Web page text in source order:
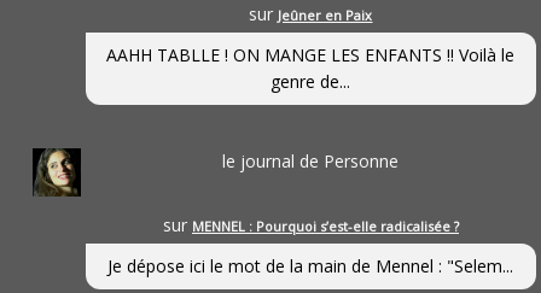
sur Jeûner en Paix
AAHH TABLLE ! ON MANGE LES ENFANTS !! Voilà le
genre de...
le journal de Personne
sur MENNEL : Pourquoi s’est-elle radicalisée ?
Je dépose ici le mot de la main de Mennel : "Selem...